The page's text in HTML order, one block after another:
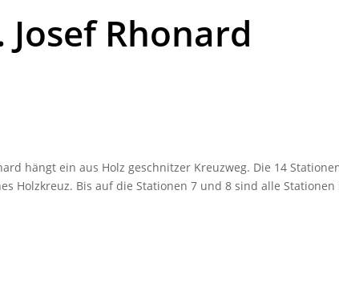
Rhonard
hängt ein aus Holz geschnitzer Kreuzweg. Die 14
Holz­kreuz. Bis auf die Stationen 7 und 8 sind alle